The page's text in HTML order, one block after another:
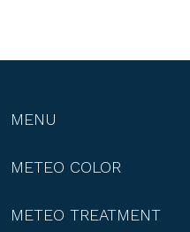
MENU
METEO COLOR
METEO TREATMENT